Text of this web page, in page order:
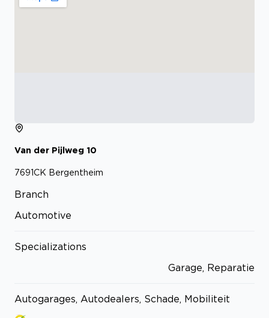
Van der Pijlweg 10
7691CK Bergentheim
Branch
Automotive
Specializations
Garage, Reparatie
Autogarages, Autodealers, Schade, Mobiliteit